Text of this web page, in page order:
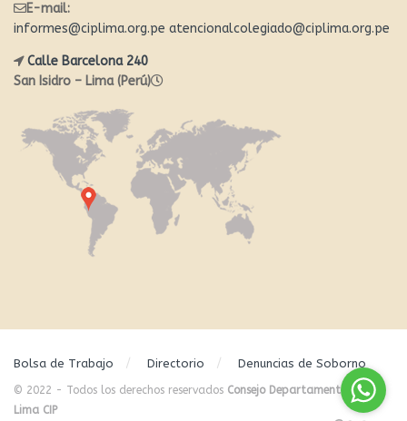
E-mail:
informes@ciplima.org.pe atencionalcolegiado@ciplima.org.pe
Calle Barcelona 240
San Isidro – Lima (Perú)
Bolsa de Trabajo Directorio Denuncias de Soborno
© 2022 - Todos los derechos reservados Consejo Departamental de
Lima CIP